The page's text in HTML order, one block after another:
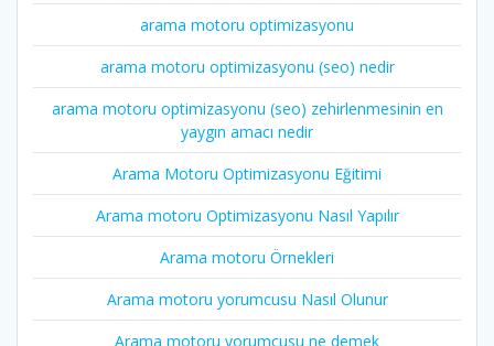
arama motoru optimizasyonu
arama motoru optimizasyonu (seo) nedir
arama motoru optimizasyonu (seo) zehirlenmesinin en
yaygın amacı nedir
Arama Motoru Optimizasyonu Eğitimi
Arama motoru Optimizasyonu Nasıl Yapılır
Arama motoru Örnekleri
Arama motoru yorumcusu Nasıl Olunur
Arama motoru yorumcusu ne demek